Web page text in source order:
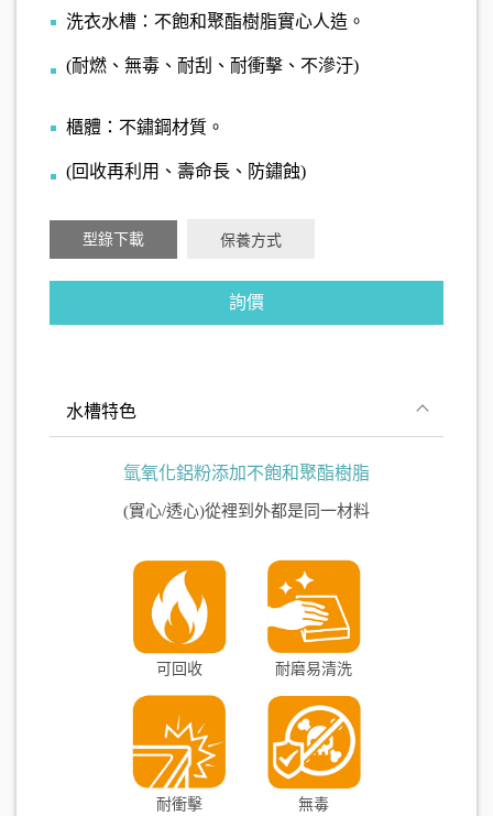
洗衣水槽：不飽和聚酯樹脂實心人造。
(耐燃、無毒、耐刮、耐衝擊、不滲汙)
櫃體：不鏽鋼材質。
(回收再利用、壽命長、防鏽蝕)
型錄下載 保養方式
詢價
水槽特色
氫氧化鋁粉添加不飽和聚酯樹脂
(實心/透心)從裡到外都是同一材料
可回收 耐磨易清洗
耐衝擊 無毒